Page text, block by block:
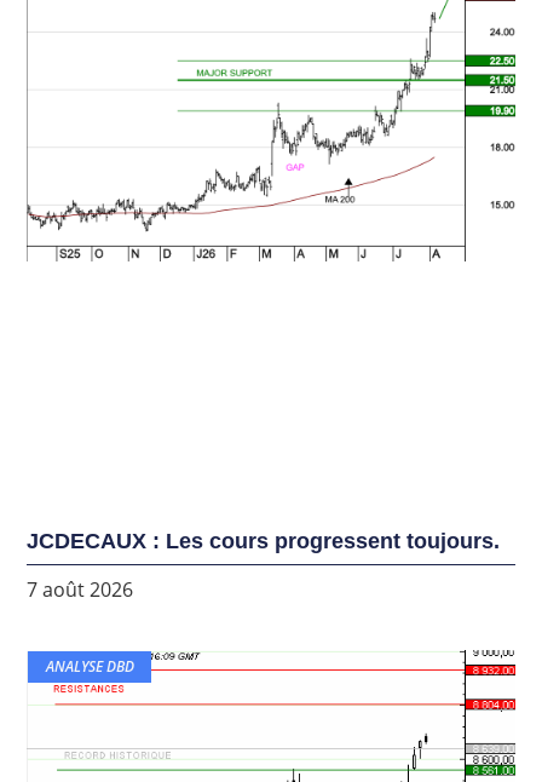
JCDECAUX : Les cours progressent toujours.
7 août 2026
ANALYSE DBD